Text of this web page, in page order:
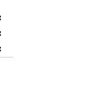
Dies entfernen
Dies entfernen
Dies entfernen